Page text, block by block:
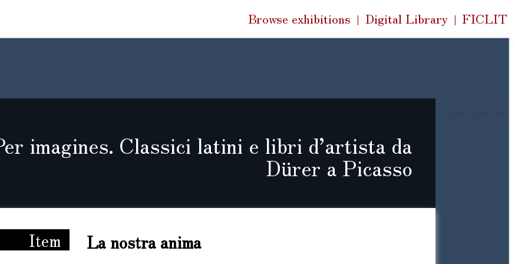
Quick
Links
Browse exhibitions Digital Library FICLIT
imagines. Classici latini e libri d’artista da
Dürer a Picasso
Item La nostra anima